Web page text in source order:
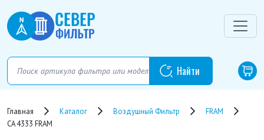
Главная Каталог Воздушный Фильтр
FRAM
CA 4333 FRAM